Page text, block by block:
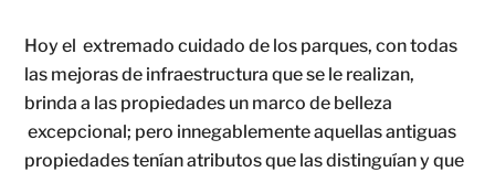
Hoy el extremado cuidado de los parques, con todas
las mejoras de infraestructura que se le realizan,
brinda a las propiedades un marco de belleza
excepcional; pero innegablemente aquellas antiguas
propiedades tenían atributos que las distinguían y que